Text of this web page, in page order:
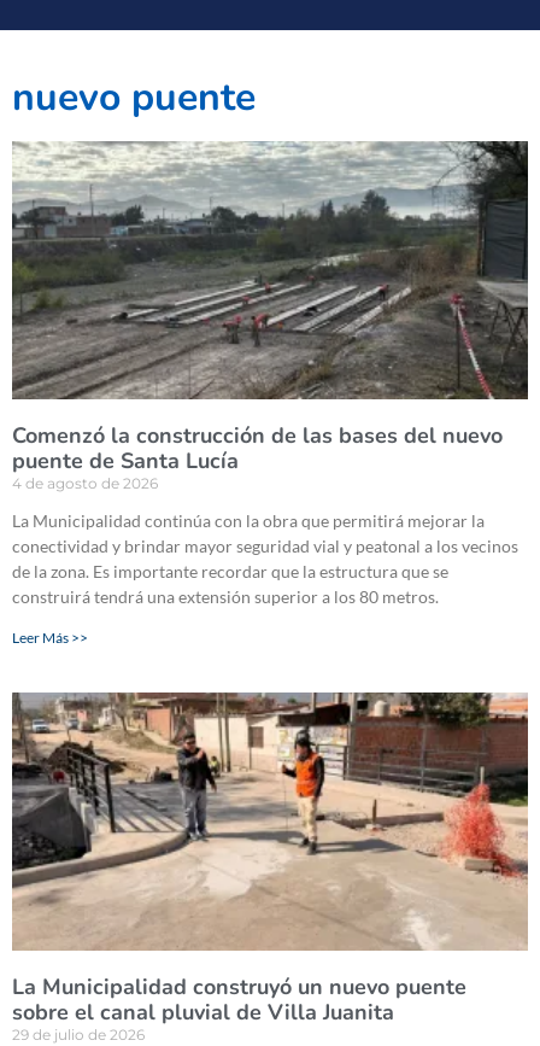
nuevo puente
Comenzó la construcción de las bases del nuevo
puente de Santa Lucía
4 de agosto de 2026
La Municipalidad continúa con la obra que permitirá mejorar la
conectividad y brindar mayor seguridad vial y peatonal a los vecinos
de la zona. Es importante recordar que la estructura que se
construirá tendrá una extensión superior a los 80 metros.
Leer Más >>
La Municipalidad construyó un nuevo puente
sobre el canal pluvial de Villa Juanita
29 de julio de 2026